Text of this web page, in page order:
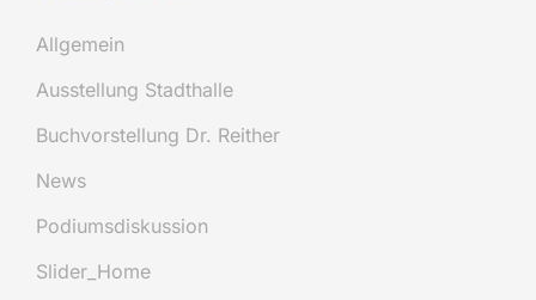
Allgemein
Ausstellung Stadthalle
Buchvorstellung Dr. Reither
News
Podiumsdiskussion
Slider_Home